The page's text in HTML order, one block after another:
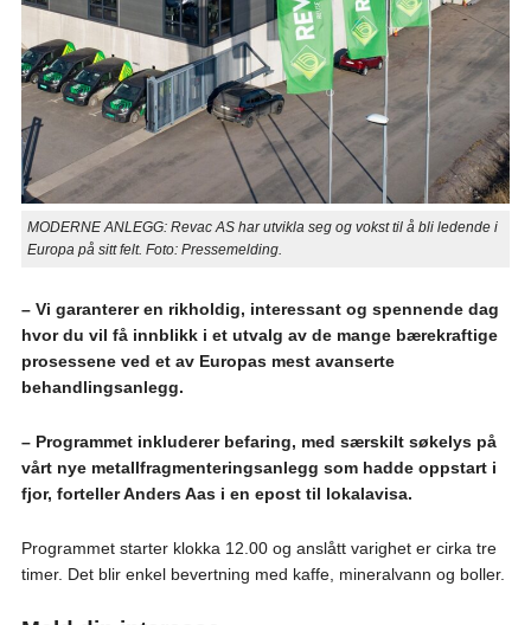
MODERNE ANLEGG: Revac AS har utvikla seg og vokst til å bli ledende i
Europa på sitt felt. Foto: Pressemelding.
– Vi garanterer en rikholdig, interessant og spennende dag
hvor du vil få innblikk i et utvalg av de mange bærekraftige
prosessene ved et av Europas mest avanserte
behandlingsanlegg.
– Programmet inkluderer befaring, med særskilt søkelys på
vårt nye metallfragmenteringsanlegg som hadde oppstart i
fjor, forteller Anders Aas i en epost til lokalavisa.
Programmet starter klokka 12.00 og anslått varighet er cirka tre
timer. Det blir enkel bevertning med kaffe, mineralvann og boller.